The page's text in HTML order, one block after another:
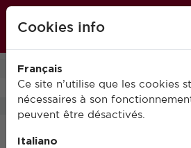
Cookies info
Français
Ce site n’utilise que les cookies
nécessaires à son
peuvent être désactivés.
Italiano